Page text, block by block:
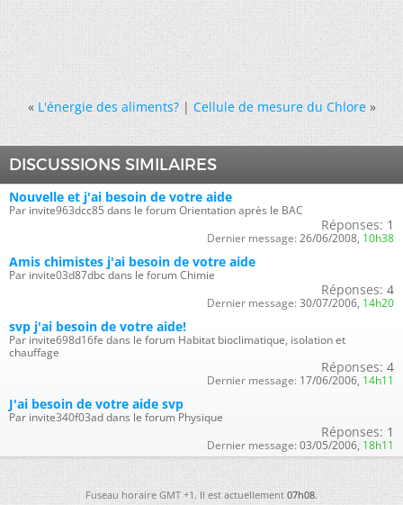
« L'énergie des aliments?|Cellule de mesure du Chlore »
DISCUSSIONS SIMILAIRES
Nouvelle et j'ai besoin de votre aide
Par invite963dcc85 dans le forum Orientation après le BAC
Réponses: 1
Dernier message: 26/06/2008, 10h38
Amis chimistes j'ai besoin de votre aide
Par invite03d87dbc dans le forum Chimie
Réponses: 4
Dernier message: 30/07/2006, 14h20
svp j'ai besoin de votre aide!
Par invite698d16fe dans le forum Habitat bioclimatique, isolation et
chauffage
Réponses: 4
Dernier message: 17/06/2006, 14h11
J'ai besoin de votre aide svp
Par invite340f03ad dans le forum Physique
Réponses: 1
Dernier message: 03/05/2006, 18h11
Fuseau horaire GMT +1. Il est actuellement07h08.